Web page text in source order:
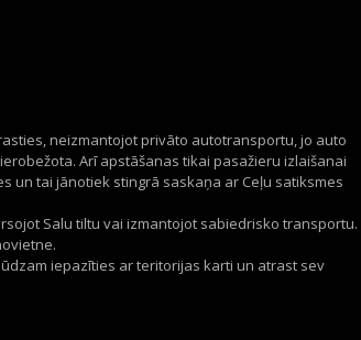
neizmantojot privāto autotransportu, jo auto
Arī apstāšanas tikai pasažieru izlaišanai
un tai jānotiek stingrā saskaņa ar Ceļu satiksmes
Salu tiltu vai izmantojot sabiedrisko transportu.
iepazīties ar teritorijas karti un atrast sev